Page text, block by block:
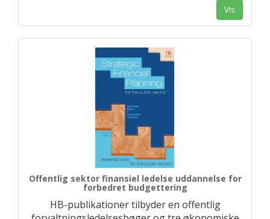
Vis
Offentlig sektor finansiel ledelse uddannelse for
forbedret budgettering
HB-publikationer tilbyder en offentlig